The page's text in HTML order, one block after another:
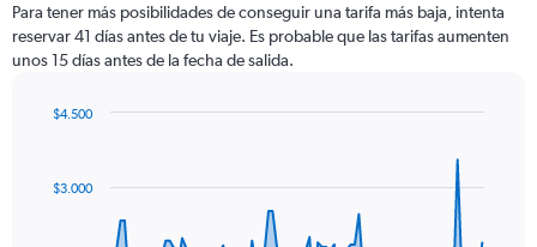
Para tener más posibilidades de conseguir una tarifa más baja, intenta
reservar 41 días antes de tu viaje. Es probable que las tarifas aumenten
unos 15 días antes de la fecha de salida.
data
$3.000
$4.500